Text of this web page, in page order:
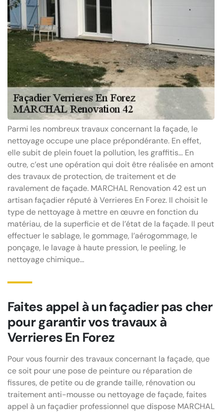
Parmi les nombreux travaux concernant la façade, le
nettoyage occupe une place prépondérante. En effet,
elle subit de plein fouet la pollution, les graffitis… En
outre, c’est une opération qui doit être réalisée en amont
des travaux de protection, de traitement et de
ravalement de façade. MARCHAL Renovation 42 est un
artisan façadier réputé à Verrieres En Forez. Il choisit le
type de nettoyage à mettre en œuvre en fonction du
matériau, de la superficie et de l’état de la façade. Il peut
effectuer le sablage, le gommage, l’aérogommage, le
ponçage, le lavage à haute pression, le peeling, le
nettoyage chimique…
Faites appel à un façadier pas cher
pour garantir vos travaux à
Verrieres En Forez
Pour vous fournir des travaux concernant la façade, que
ce soit pour une pose de peinture ou réparation de
fissures, de petite ou de grande taille, rénovation ou
traitement anti-mousse ou nettoyage de façade, faites
appel à un façadier professionnel que dispose MARCHAL